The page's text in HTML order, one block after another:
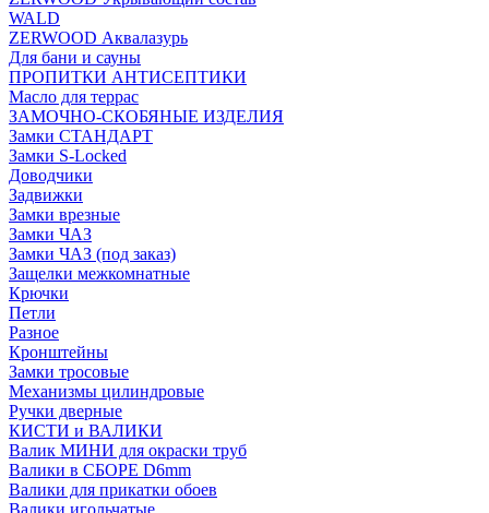
WALD
ZERWOOD Аквалазурь
Для бани и сауны
ПРОПИТКИ АНТИСЕПТИКИ
Масло для террас
ЗАМОЧНО-СКОБЯНЫЕ ИЗДЕЛИЯ
Замки СТАНДАРТ
Замки S-Locked
Доводчики
Задвижки
Замки врезные
Замки ЧАЗ
Замки ЧАЗ (под заказ)
Защелки межкомнатные
Крючки
Петли
Разное
Кронштейны
Замки тросовые
Механизмы цилиндровые
Ручки дверные
КИСТИ и ВАЛИКИ
Валик МИНИ для окраски труб
Валики в СБОРЕ D6mm
Валики для прикатки обоев
Валики игольчатые